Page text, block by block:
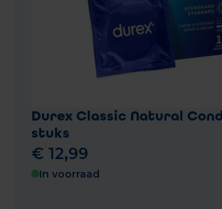
Durex Classic Natural
stuks
€ 12,99
In voorraad